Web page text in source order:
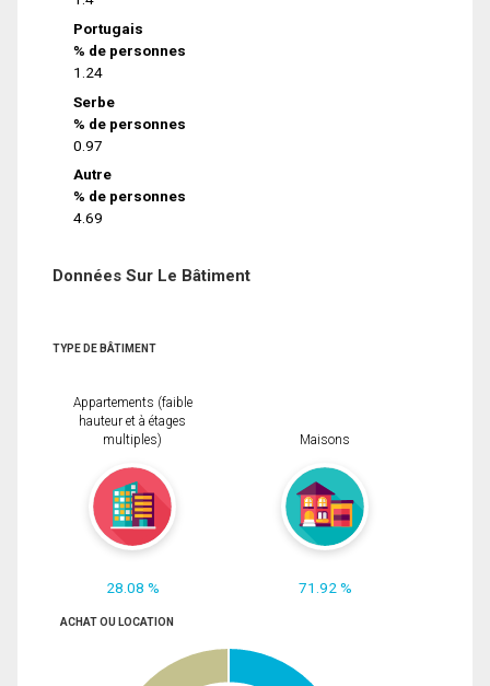
Portugais
% de personnes
1.24
Serbe
% de personnes
0.97
Autre
% de personnes
4.69
Données Sur Le Bâtiment
TYPE DE BÂTIMENT
Appartements (faible
hauteur et à étages
multiples)
28.08 %
Maisons
71.92 %
ACHAT OU LOCATION